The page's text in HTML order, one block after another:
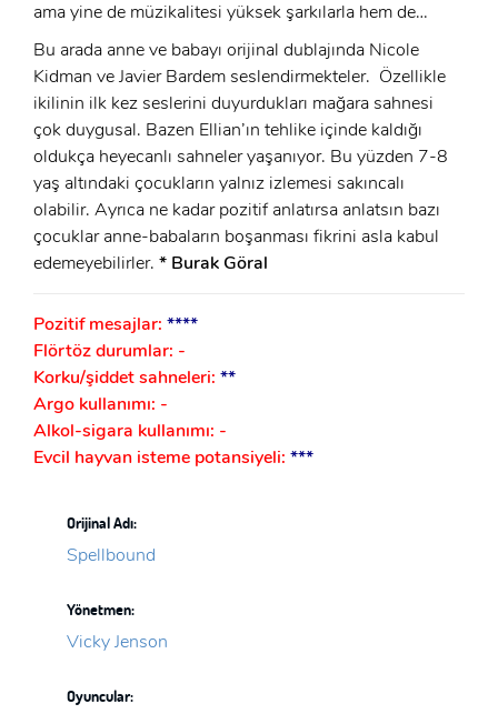
ama yine de müzikalitesi yüksek şarkılarla hem de…
Bu arada anne ve babayı orijinal dublajında Nicole
Kidman ve Javier Bardem seslendirmekteler. Özellikle
ikilinin ilk kez seslerini duyurdukları mağara sahnesi
çok duygusal. Bazen Ellian’ın tehlike içinde kaldığı
oldukça heyecanlı sahneler yaşanıyor. Bu yüzden 7-8
yaş altındaki çocukların yalnız izlemesi sakıncalı
olabilir. Ayrıca ne kadar pozitif anlatırsa anlatsın bazı
çocuklar anne-babaların boşanması fikrini asla kabul
edemeyebilirler. * Burak Göral
Pozitif mesajlar: ****
Flörtöz durumlar: -
Korku/şiddet sahneleri: **
Argo kullanımı: -
Alkol-sigara kullanımı: -
Evcil hayvan isteme potansiyeli: ***
Orijinal Adı:
Spellbound
Yönetmen:
Vicky Jenson
Oyuncular: